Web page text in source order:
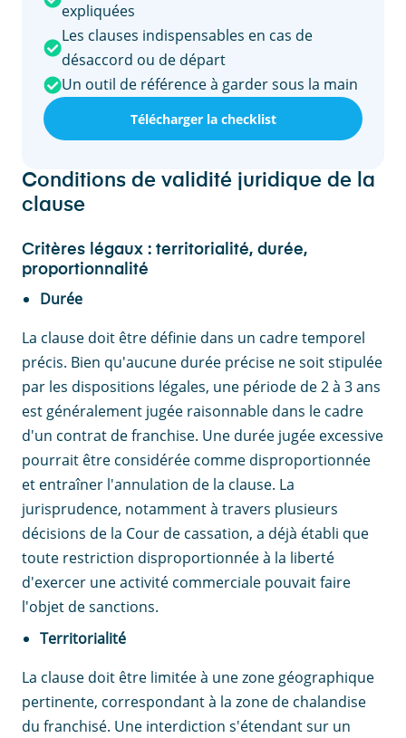
expliquées
Les clauses indispensables en cas de
désaccord ou de départ
Un outil de référence à garder sous la main
Télécharger la checklist
Conditions de validité juridique de la
clause
Critères légaux : territorialité, durée,
proportionnalité
Durée
La clause doit être définie dans un cadre temporel
précis. Bien qu'aucune durée précise ne soit stipulée
par les dispositions légales, une période de 2 à 3 ans
est généralement jugée raisonnable dans le cadre
d'un contrat de franchise. Une durée jugée excessive
pourrait être considérée comme disproportionnée
et entraîner l'annulation de la clause. La
jurisprudence, notamment à travers plusieurs
décisions de la Cour de cassation, a déjà établi que
toute restriction disproportionnée à la liberté
d'exercer une activité commerciale pouvait faire
l'objet de sanctions.
Territorialité
La clause doit être limitée à une zone géographique
pertinente, correspondant à la zone de chalandise
du franchisé. Une interdiction s'étendant sur un